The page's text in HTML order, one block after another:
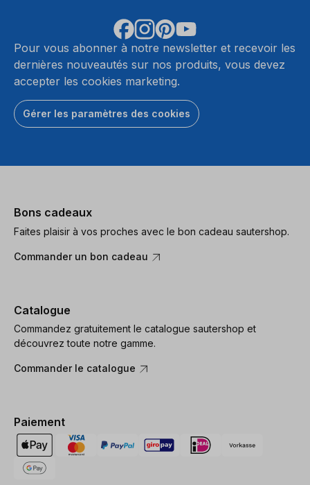
Pour vous abonner à notre newsletter et recevoir les
dernières nouveautés sur nos produits, vous devez
accepter les cookies marketing.
Gérer les paramètres des cookies
Bons cadeaux
Faites plaisir à vos proches avec le bon cadeau sautershop.
Commander un bon cadeau
Catalogue
Commandez gratuitement le catalogue sautershop et
découvrez toute notre gamme.
Commander le catalogue
Paiement